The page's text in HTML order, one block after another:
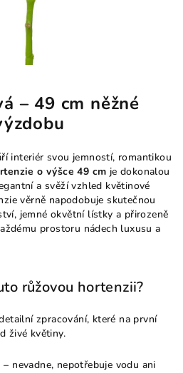
– 49 cm něžné
interiér svou jemností, romantikou
o výšce 49 cm je dokonalou
a svěží vzhled květinové
věrně napodobuje skutečnou
jemné okvětní lístky a přirozeně
prostoru nádech luxusu a
růžovou hortenzii?
zpracování, které na první
živé květiny.
– nevadne, nepotřebuje vodu ani